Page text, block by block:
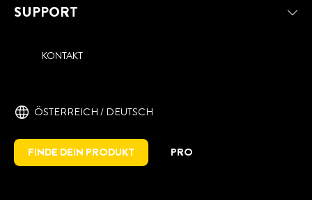
SUPPORT
KONTAKT
ÖSTERREICH / DEUTSCH
FINDE DEIN PRODUKT PRO